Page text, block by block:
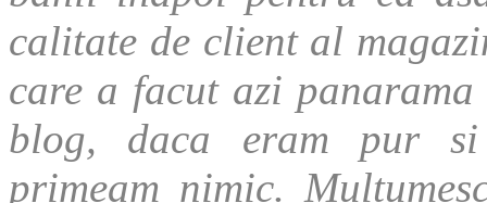
calitate de client al
care a facut azi
blog, daca eram pur
primeam nimic.